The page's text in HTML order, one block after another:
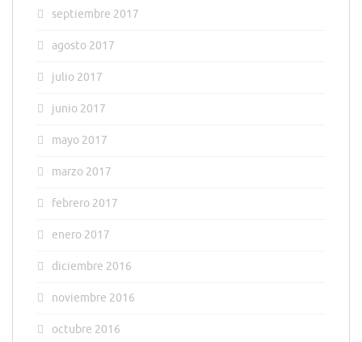
septiembre 2017
agosto 2017
julio 2017
junio 2017
mayo 2017
marzo 2017
febrero 2017
enero 2017
diciembre 2016
noviembre 2016
octubre 2016